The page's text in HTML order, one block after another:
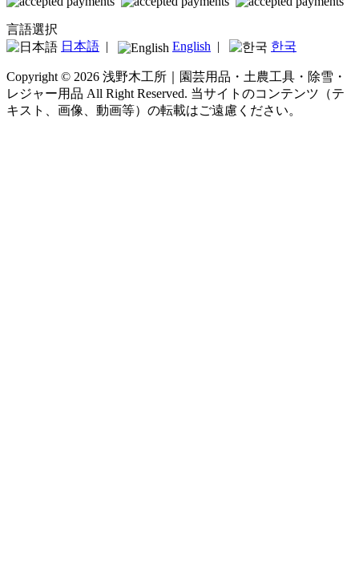
言語選択
日本語 | English | 한국
Copyright © 2026 浅野木工所｜園芸用品・土農工具・除雪・
レジャー用品 All Right Reserved. 当サイトのコンテンツ（テ
キスト、画像、動画等）の転載はご遠慮ください。